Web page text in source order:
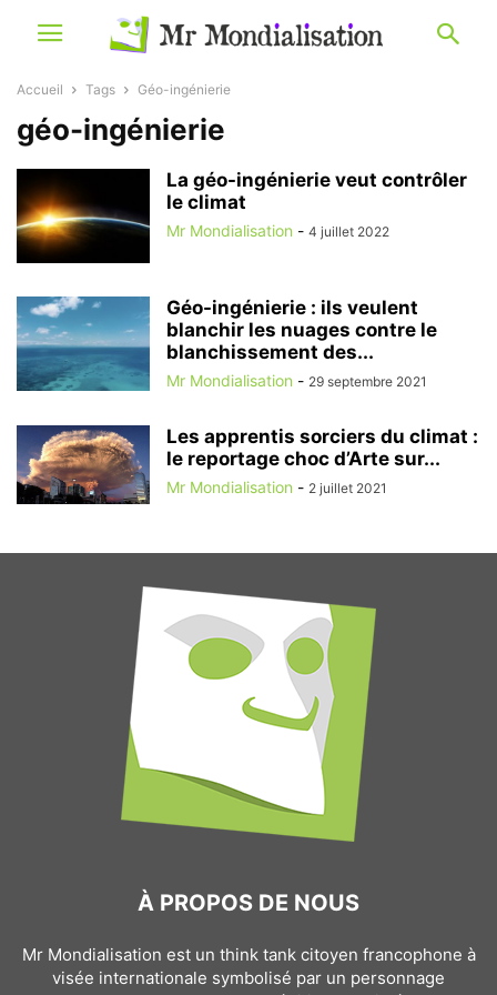
Accueil Tags Géo-ingénierie
géo-ingénierie
La géo-ingénierie veut contrôler
le climat
Mr Mondialisation - 4 juillet 2022
Géo-ingénierie : ils veulent
blanchir les nuages contre le
blanchissement des...
Mr Mondialisation - 29 septembre 2021
Les apprentis sorciers du climat :
le reportage choc d’Arte sur...
Mr Mondialisation - 2 juillet 2021
À PROPOS DE NOUS
Mr Mondialisation est un think tank citoyen francophone à
visée internationale symbolisé par un personnage